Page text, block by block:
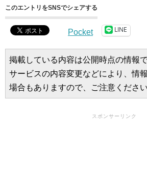
このエントリをSNSでシェアする
Pocket LINE
掲載している内容は公開時点の情報
サービスの内容変更などにより、情
場合もありますので、ご注意ください
スポンサーリンク